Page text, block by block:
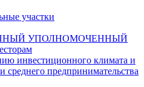
участки
УПОЛНОМОЧЕННЫЙ
инвестиционного климата и
среднего предпринимательства